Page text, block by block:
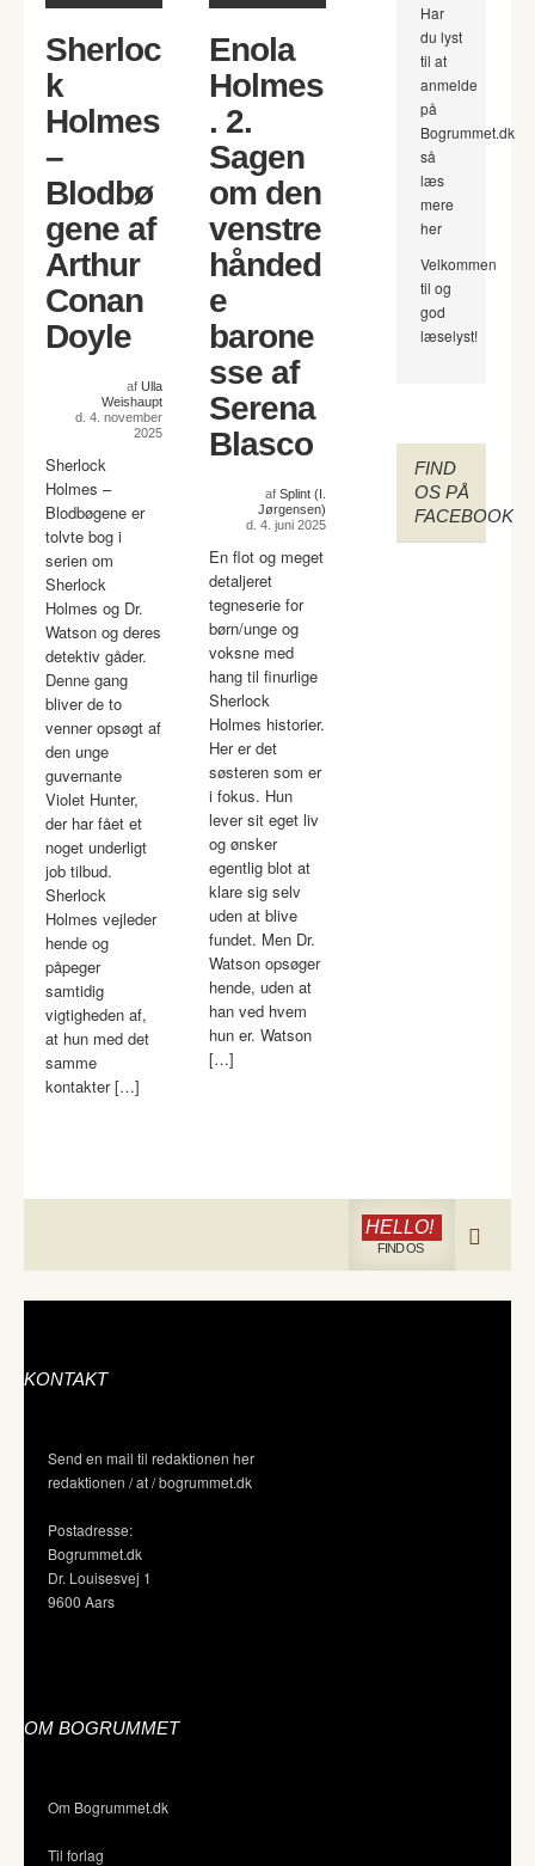
Sherloc
k
Holmes
–
Blodbø
gene af
Arthur
Conan
Doyle
af Ulla
Weishaupt
d. 4. november
2025
Sherlock
Holmes –
Blodbøgene er
tolvte bog i
serien om
Sherlock
Holmes og Dr.
Watson og deres
detektiv gåder.
Denne gang
bliver de to
venner opsøgt af
den unge
guvernante
Violet Hunter,
der har fået et
noget underligt
job tilbud.
Sherlock
Holmes vejleder
hende og
påpeger
samtidig
vigtigheden af,
at hun med det
samme
kontakter […]
Enola
Holmes
. 2.
Sagen
om den
venstre
hånded
e
barone
sse af
Serena
Blasco
af Splint (I.
Jørgensen)
d. 4. juni 2025
En flot og meget
detaljeret
tegneserie for
børn/unge og
voksne med
hang til finurlige
Sherlock
Holmes historier.
Her er det
søsteren som er
i fokus. Hun
lever sit eget liv
og ønsker
egentlig blot at
klare sig selv
uden at blive
fundet. Men Dr.
Watson opsøger
hende, uden at
han ved hvem
hun er. Watson
[…]
Har
du lyst
til at
anmelde
på
Bogrummet.dk
så
læs
mere
her
Velkommen
til og
god
læselyst!
FIND
OS PÅ
FACEBOOK
HELLO!
FIND OS
KONTAKT
Send en mail til redaktionen her
redaktionen / at / bogrummet.dk
Postadresse:
Bogrummet.dk
Dr. Louisesvej 1
9600 Aars
OM BOGRUMMET
Om Bogrummet.dk
Til forlag